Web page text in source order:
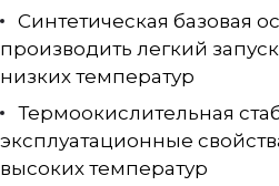
Синтетическая базовая
производить легкий
низких температур
Термоокислительная
эксплуатационные
высоких температур